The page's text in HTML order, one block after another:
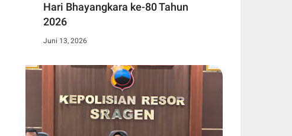
Hari Bhayangkara ke-80 Tahun
2026
Juni 13, 2026